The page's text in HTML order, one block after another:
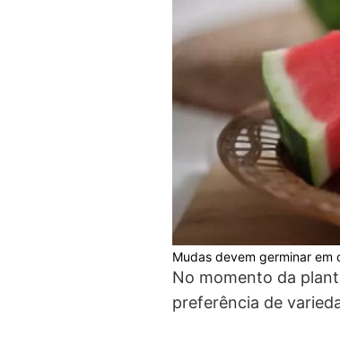
Mudas devem germinar em
No momento da
preferência de